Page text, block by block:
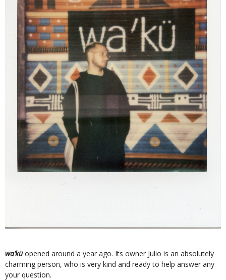
wa’kü opened around a year ago. Its owner Julio is an absolutely
charming person, who is very kind and ready to help answer any
your question.